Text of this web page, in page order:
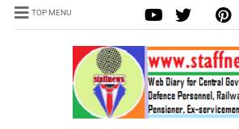
TOP MENU